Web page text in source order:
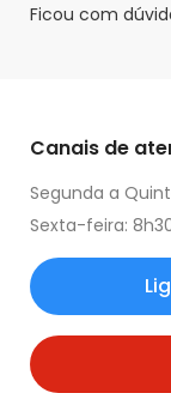
Ficou com
Canais de
Segunda a
Sexta-feira: